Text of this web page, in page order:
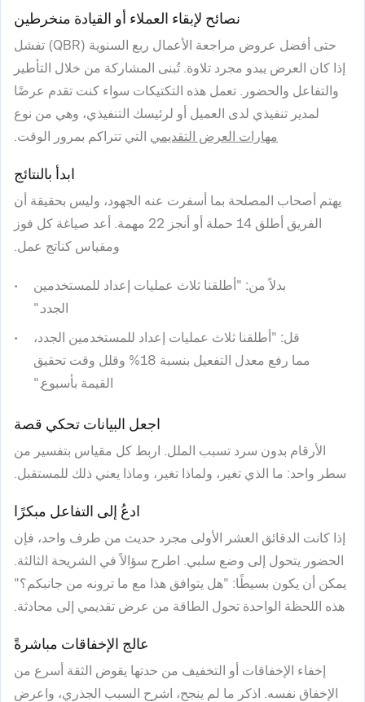
نصائح لإبقاء العملاء أو القيادة منخرطين
حتى أفضل عروض مراجعة الأعمال ربع السنوية (QBR) تفشل
إذا كان العرض يبدو مجرد تلاوة. تُبنى المشاركة من خلال التأطير
والتفاعل والحضور. تعمل هذه التكتيكات سواء كنت تقدم عرضًا
لمدير تنفيذي لدى العميل أو لرئيسك التنفيذي، وهي من نوع
مهارات العرض التقديمي التي تتراكم بمرور الوقت.
ابدأ بالنتائج
يهتم أصحاب المصلحة بما أسفرت عنه الجهود، وليس بحقيقة أن
الفريق أطلق 14 حملة أو أنجز 22 مهمة. أعد صياغة كل فوز
ومقياس كناتج عمل.
بدلاً من: "أطلقنا ثلاث عمليات إعداد للمستخدمين
الجدد."
قل: "أطلقنا ثلاث عمليات إعداد للمستخدمين الجدد،
مما رفع معدل التفعيل بنسبة 18% وقلل وقت تحقيق
القيمة بأسبوع."
اجعل البيانات تحكي قصة
الأرقام بدون سرد تسبب الملل. اربط كل مقياس بتفسير من
سطر واحد: ما الذي تغير، ولماذا تغير، وماذا يعني ذلك للمستقبل.
ادعُ إلى التفاعل مبكرًا
إذا كانت الدقائق العشر الأولى مجرد حديث من طرف واحد، فإن
الحضور يتحول إلى وضع سلبي. اطرح سؤالاً في الشريحة الثالثة.
يمكن أن يكون بسيطًا: "هل يتوافق هذا مع ما ترونه من جانبكم؟"
هذه اللحظة الواحدة تحول الطاقة من عرض تقديمي إلى محادثة.
عالج الإخفاقات مباشرةً
إخفاء الإخفاقات أو التخفيف من حدتها يقوض الثقة أسرع من
الإخفاق نفسه. اذكر ما لم ينجح، اشرح السبب الجذري، واعرض